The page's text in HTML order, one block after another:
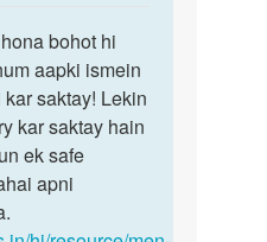
bohot hi
aapki ismein
saktay! Lekin
kar saktay hain
ek safe
apni